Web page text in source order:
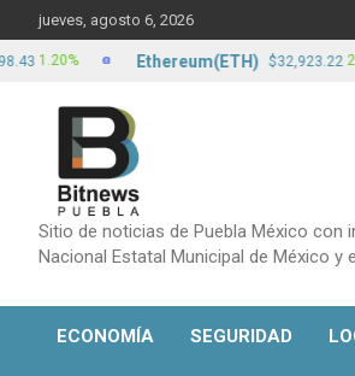
to
content
jueves, agosto 6, 2026
Sitio de noticias de Puebla México con
Nacional Estatal Municipal de México y
ECONOMÍA SEGURIDAD
Ethereum(ETH) $32,923.22 2.30%